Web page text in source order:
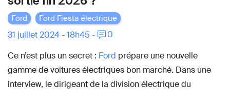
Ford Ford Fiesta électrique
31 juillet 2024 - 18h45 -
0
Ce n’est plus un secret : Ford prépare une nouvelle
gamme de voitures électriques bon marché. Dans une
interview, le dirigeant de la division électrique du